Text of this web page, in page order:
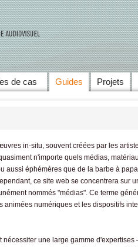
Skip to main
de cas Guides Projets
in-situ, souvent créées par les
n'importe quels médias,
aussi éphémères que de la barbe à
ce site web se concentrera sur
nommés "médias". Ce terme
numériques et les dispositifs
nécessiter une large gamme